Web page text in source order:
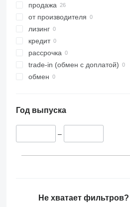
продажа
от производителя
лизинг
кредит
рассрочка
trade-in (обмен с доплатой)
обмен
Год выпуска
–
Не хватает фильтров?